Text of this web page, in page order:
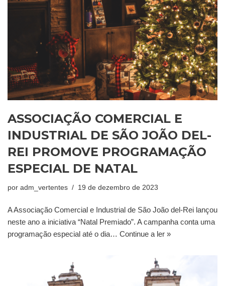
ASSOCIAÇÃO COMERCIAL E
INDUSTRIAL DE SÃO JOÃO DEL-
REI PROMOVE PROGRAMAÇÃO
ESPECIAL DE NATAL
por adm_vertentes 19 de dezembro de 2023
A Associação Comercial e Industrial de São João del-Rei lançou
neste ano a iniciativa “Natal Premiado”. A campanha conta uma
programação especial até o dia… Continue a ler »